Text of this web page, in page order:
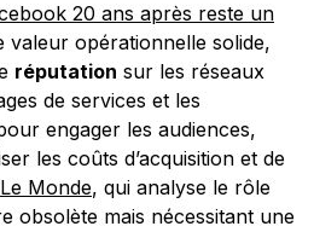
20 ans après reste un
valeur opérationnelle solide,
réputation sur les réseaux
de services et les
engager les audiences,
les coûts d’acquisition et de
Le Monde, qui analyse le rôle
obsolète mais nécessitant une